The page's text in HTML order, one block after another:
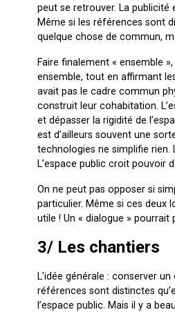
peut se retrouver. La publicité
Même si les références sont
quelque chose de commun,
Faire finalement « ensemble
ensemble, tout en affirmant
avait pas le cadre commun
construit leur cohabitation.
et dépasser la rigidité de
est d’ailleurs souvent une
technologies ne simplifie rien.
L’espace public croit pouvoir
On ne peut pas opposer si
particulier. Même si ces deux
utile ! Un « dialogue » pourrait
3/ Les chantiers
L’idée générale : conserver
références sont distinctes
l’espace public. Mais il y a